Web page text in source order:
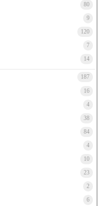
80
9
120
7
14
187
16
4
38
84
4
10
23
2
6